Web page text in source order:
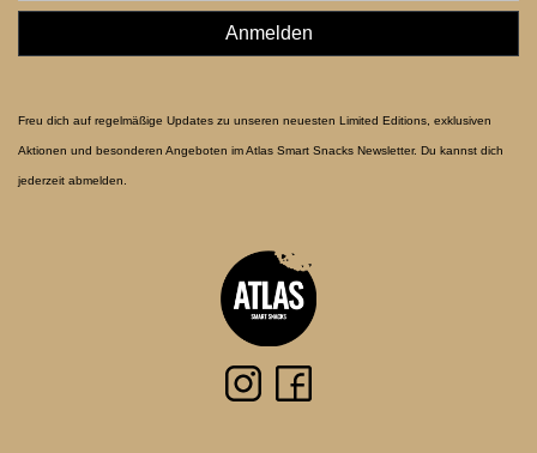
Anmelden
Freu dich auf regelmäßige Updates zu unseren neuesten Limited Editions, exklusiven
Aktionen und besonderen Angeboten im Atlas Smart Snacks Newsletter. Du kannst dich
jederzeit abmelden.